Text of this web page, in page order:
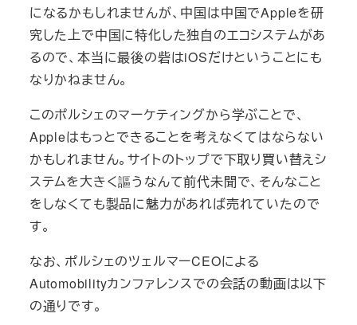
になるかもしれませんが、中国は中国でAppleを研
究した上で中国に特化した独自のエコシステムがあ
るので、本当に最後の砦はiOSだけということにも
なりかねません。
このポルシェのマーケティングから学ぶことで、
Appleはもっとできることを考えなくてはならない
かもしれません。サイトのトップで下取り買い替えシ
ステムを大きく謳うなんて前代未聞で、そんなこと
をしなくても製品に魅力があれば売れていたので
す。
なお、ポルシェのツェルマーCEOによる
Automobilityカンファレンスでの会話の動画は以下
の通りです。